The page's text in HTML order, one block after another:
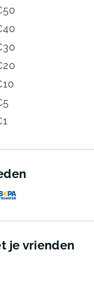
50
40
30
20
10
5
1
je vrienden